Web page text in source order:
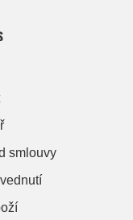
smlouvy